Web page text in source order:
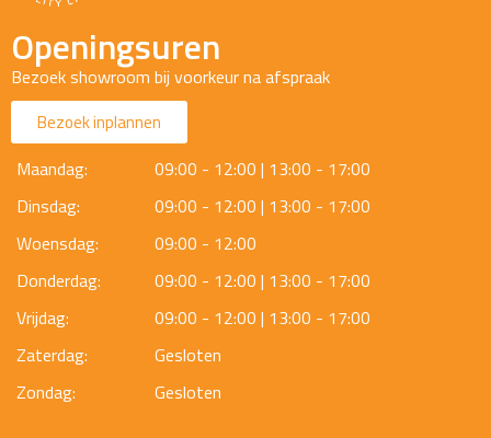
Openingsuren
Bezoek showroom bij voorkeur na afspraak
Bezoek inplannen
Maandag:
09:00 - 12:00 | 13:00 - 17:00
Dinsdag:
09:00 - 12:00 | 13:00 - 17:00
Woensdag:
09:00 - 12:00
Donderdag:
09:00 - 12:00 | 13:00 - 17:00
Vrijdag:
09:00 - 12:00 | 13:00 - 17:00
Zaterdag:
Gesloten
Zondag:
Gesloten